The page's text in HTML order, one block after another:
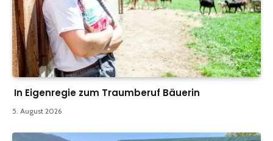
In Eigenregie zum Traumberuf Bäuerin
5. August 2026